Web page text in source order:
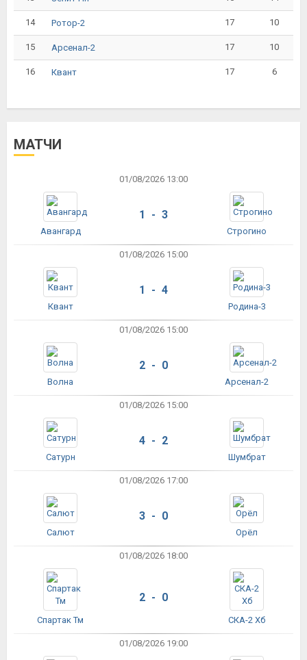
14 Ротор-2 17 10
15 Арсенал-2 17 10
16 Квант 17 6
МАТЧИ
01/08/2026 13:00
Авангард
1 - 3
Строгино
01/08/2026 15:00
Квант
1 - 4
Родина-3
01/08/2026 15:00
Волна
2 - 0
Арсенал-2
01/08/2026 15:00
Сатурн
4 - 2
Шумбрат
01/08/2026 17:00
Салют
3 - 0
Орёл
01/08/2026 18:00
Спартак Тм
2 - 0
СКА-2 Хб
01/08/2026 19:00